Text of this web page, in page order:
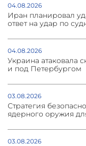
04.08.2026
Иран планировал
ответ на удар по
04.08.2026
Украина атаковала
и под Петербургом
03.08.2026
Стратегия
ядерного оружия
03.08.2026